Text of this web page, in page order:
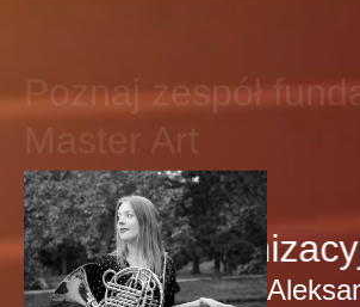
Poznaj zespół
Master Art
Dział